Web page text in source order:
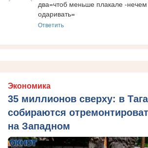
два=чтоб меньше плакале -
одаривать=
Ответить
Экономика
35 миллионов сверху: в
собираются
на Западном